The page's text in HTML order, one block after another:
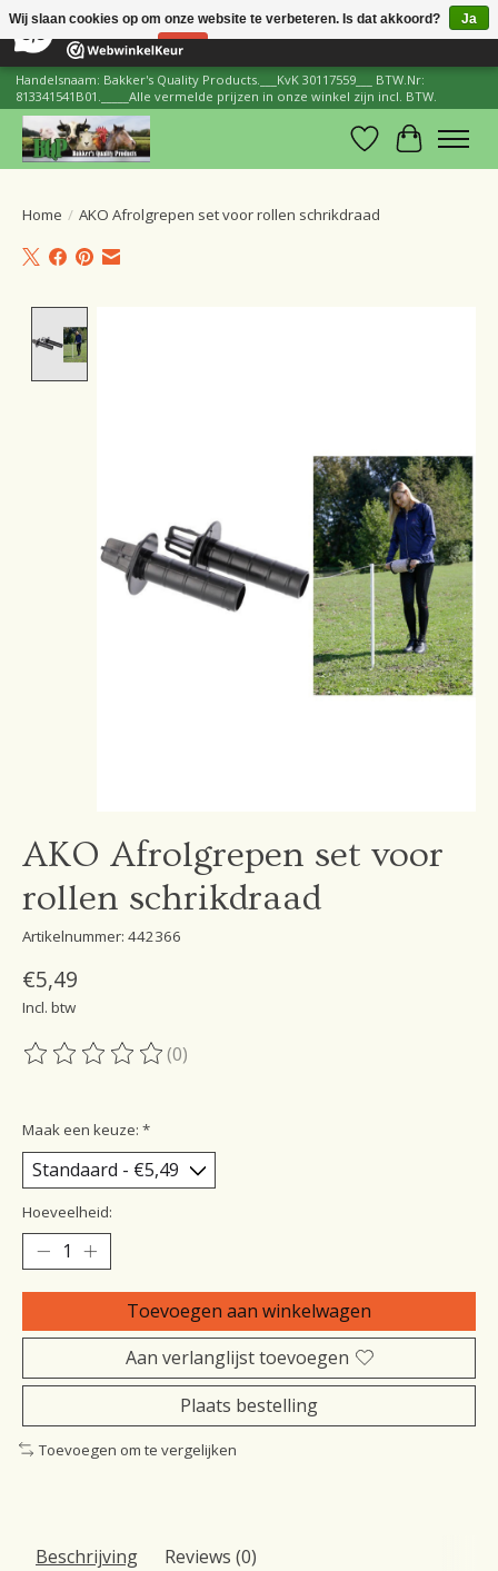
206 Reviews ×
Handelsnaam: Bakker's Quality Products.___KvK 30117559___ BTW.Nr:
813341541B01._____Alle vermelde prijzen in onze winkel zijn incl. BTW.
Verlanglijst
Home / AKO Afrolgrepen set voor rollen schrikdraad
AKO Afrolgrepen set voor
rollen schrikdraad
Artikelnummer: 442366
€5,49
Incl. btw
De beoordeling van dit product is
(0)
Maak een keuze: *
Hoeveelheid:
Toevoegen aan winkelwagen
Aan verlanglijst toevoegen
Plaats bestelling
Toevoegen om te vergelijken
Beschrijving Reviews (0)
Wij slaan cookies op om onze website te verbeteren. Is dat akkoord?
Ja
Nee